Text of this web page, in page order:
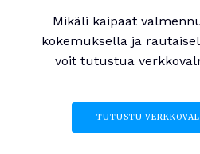
Mikäli kaipaat
kokemuksella ja
voit tutustua
TUTUSTU